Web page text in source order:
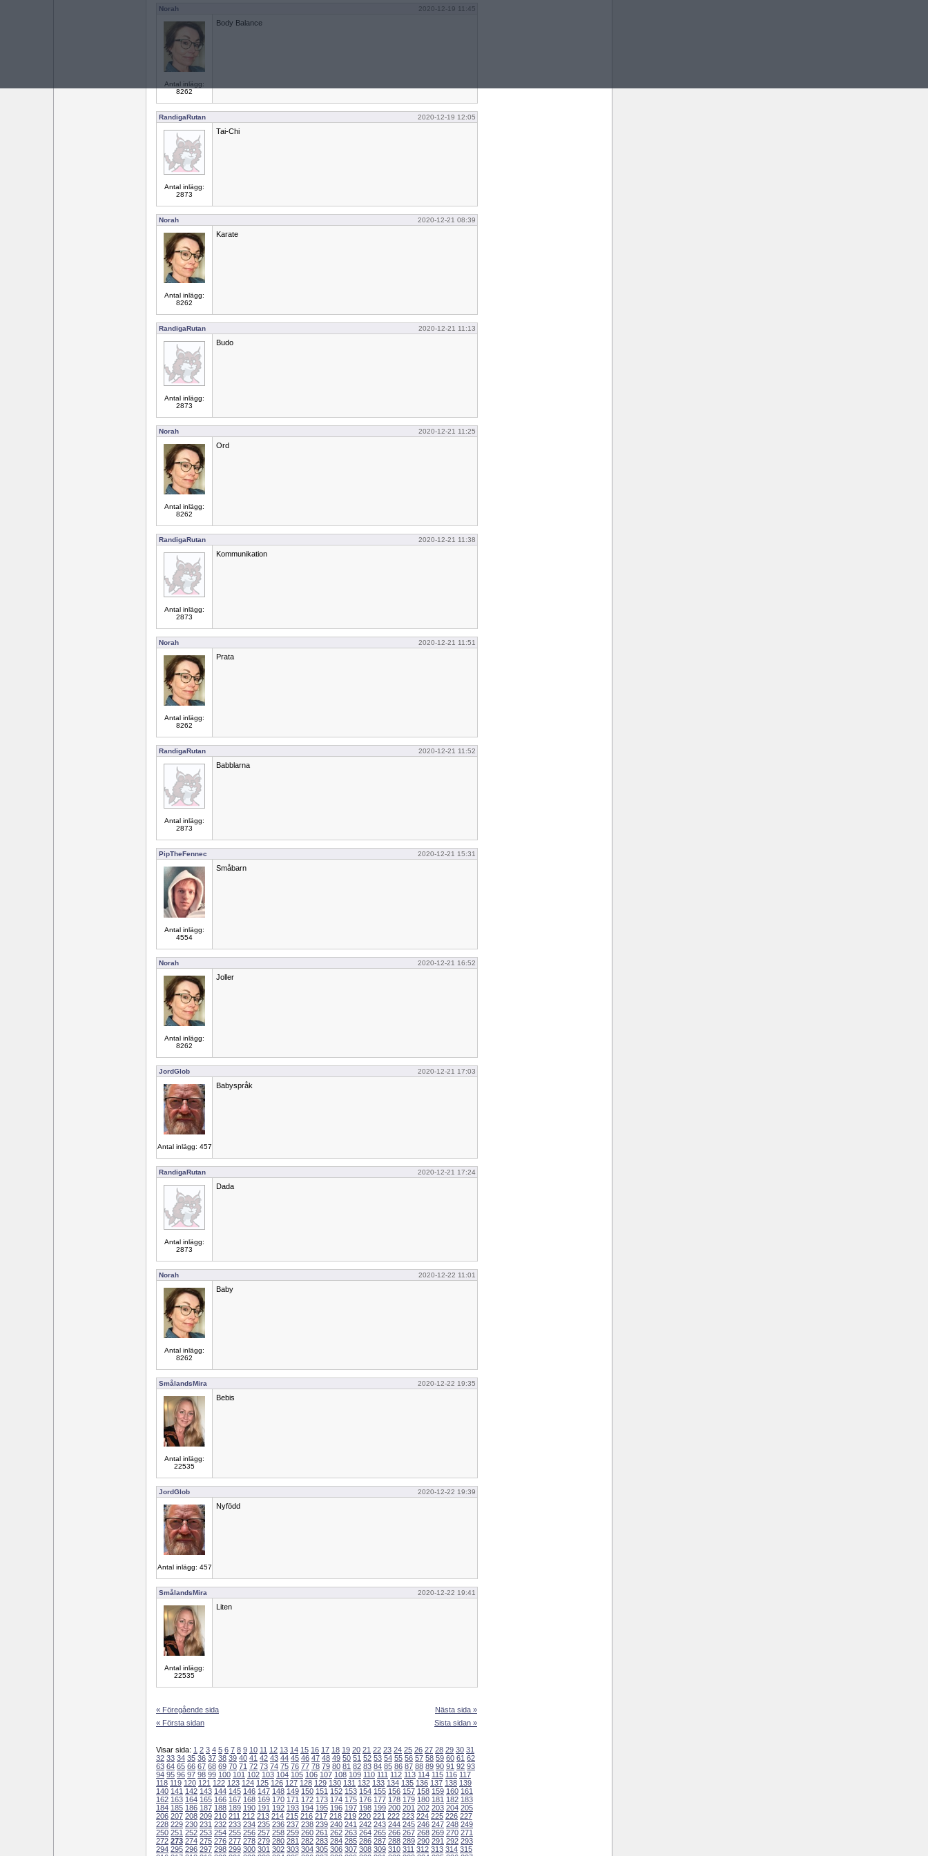
Norah 2020-12-19 11:45
Antal inlägg:
8262
Body Balance
RandigaRutan 2020-12-19 12:05
Antal inlägg:
2873
Tai-Chi
Norah 2020-12-21 08:39
Antal inlägg:
8262
Karate
RandigaRutan 2020-12-21 11:13
Antal inlägg:
2873
Budo
Norah 2020-12-21 11:25
Antal inlägg:
8262
Ord
RandigaRutan 2020-12-21 11:38
Antal inlägg:
2873
Kommunikation
Norah 2020-12-21 11:51
Antal inlägg:
8262
Prata
RandigaRutan 2020-12-21 11:52
Antal inlägg:
2873
Babblarna
PipTheFennec 2020-12-21 15:31
Antal inlägg:
4554
Småbarn
Norah 2020-12-21 16:52
Antal inlägg:
8262
Joller
JordGlob 2020-12-21 17:03
Antal inlägg: 457
Babyspråk
RandigaRutan 2020-12-21 17:24
Antal inlägg:
2873
Dada
Norah 2020-12-22 11:01
Antal inlägg:
8262
Baby
SmålandsMira 2020-12-22 19:35
Antal inlägg:
22535
Bebis
JordGlob 2020-12-22 19:39
Antal inlägg: 457
Nyfödd
SmålandsMira 2020-12-22 19:41
Antal inlägg:
22535
Liten
« Föregående sida
« Första sidan
Nästa sida »
Sista sidan »
Visar sida: 1 2 3 4 5 6 7 8 9 10 11 12 13 14 15 16 17 18 19 20 21 22 23 24 25 26 27 28 29 30 31
32 33 34 35 36 37 38 39 40 41 42 43 44 45 46 47 48 49 50 51 52 53 54 55 56 57 58 59 60 61 62
63 64 65 66 67 68 69 70 71 72 73 74 75 76 77 78 79 80 81 82 83 84 85 86 87 88 89 90 91 92 93
94 95 96 97 98 99 100 101 102 103 104 105 106 107 108 109 110 111 112 113 114 115 116 117
118 119 120 121 122 123 124 125 126 127 128 129 130 131 132 133 134 135 136 137 138 139
140 141 142 143 144 145 146 147 148 149 150 151 152 153 154 155 156 157 158 159 160 161
162 163 164 165 166 167 168 169 170 171 172 173 174 175 176 177 178 179 180 181 182 183
184 185 186 187 188 189 190 191 192 193 194 195 196 197 198 199 200 201 202 203 204 205
206 207 208 209 210 211 212 213 214 215 216 217 218 219 220 221 222 223 224 225 226 227
228 229 230 231 232 233 234 235 236 237 238 239 240 241 242 243 244 245 246 247 248 249
250 251 252 253 254 255 256 257 258 259 260 261 262 263 264 265 266 267 268 269 270 271
272 273 274 275 276 277 278 279 280 281 282 283 284 285 286 287 288 289 290 291 292 293
294 295 296 297 298 299 300 301 302 303 304 305 306 307 308 309 310 311 312 313 314 315